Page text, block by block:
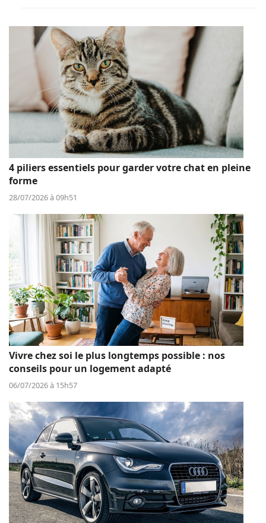
4 piliers essentiels pour garder votre chat en pleine
forme
28/07/2026 à 09h51
Vivre chez soi le plus longtemps possible : nos
conseils pour un logement adapté
06/07/2026 à 15h57